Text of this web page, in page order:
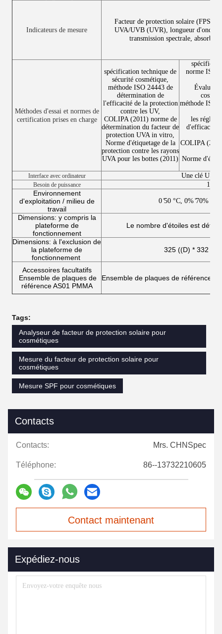
Indicateurs de mesure
Facteur de protection solaire (FPS),
UVA/UVB (UVR), longueur d'onde
transmission spectrale,
Méthodes d'essai et normes de
certification prises en charge
spécification technique de
sécurité cosmétique,
méthode ISO 24443 de
détermination de
l'efficacité de la protection
contre les UV,
COLIPA (2011) norme de
détermination du facteur de
protection UVA in vitro,
Norme d'étiquetage de la
protection contre les rayons
UVA pour les bottes (2011)
norme ISO
méthode ISO
les
d'efficacité
COLIPA
Norme
Interface avec ordinateur Une clé USB
Besoin de puissance 12V
Environnement
d'exploitation / milieu de
travail
0 ̊50 °C, 0% ̊70% RH
Dimensions: y compris la
plateforme de
fonctionnement
Le nombre d'étoiles est
Dimensions: à l'exclusion de
la plateforme de
fonctionnement
325 ((D) * 332
Accessoires facultatifs
Ensemble de plaques de
référence AS01 PMMA
Ensemble de plaques de référence
Tags:
Analyseur de facteur de protection solaire pour
cosmétiques
Mesure du facteur de protection solaire pour
cosmétiques
Mesure SPF pour cosmétiques
Contacts
Contacts: Mrs. CHNSpec
Téléphone: 86--13732210605
Contact maintenant
Expédiez-nous